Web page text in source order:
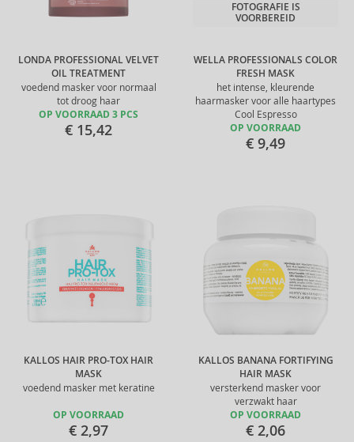
LONDA PROFESSIONAL VELVET
OIL TREATMENT
voedend masker voor normaal
tot droog haar
OP VOORRAAD 3 PCS
€ 15,42
WELLA PROFESSIONALS COLOR
FRESH MASK
het intense, kleurende
haarmasker voor alle haartypes
Cool Espresso
FOTOGRAFIE IS
VOORBEREID
OP VOORRAAD
€ 9,49
KALLOS HAIR PRO-TOX HAIR
MASK
voedend masker met keratine
OP VOORRAAD
€ 2,97
KALLOS BANANA FORTIFYING
HAIR MASK
versterkend masker voor
verzwakt haar
OP VOORRAAD
€ 2,06